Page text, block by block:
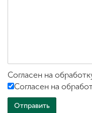
Согласен на
Согласен на